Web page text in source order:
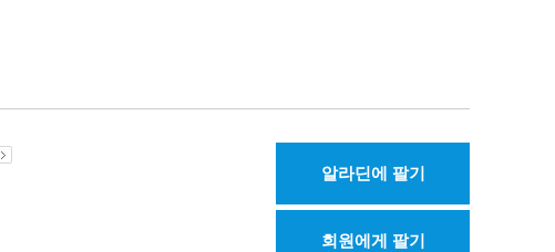
알라딘에 팔기
회원에게 팔기